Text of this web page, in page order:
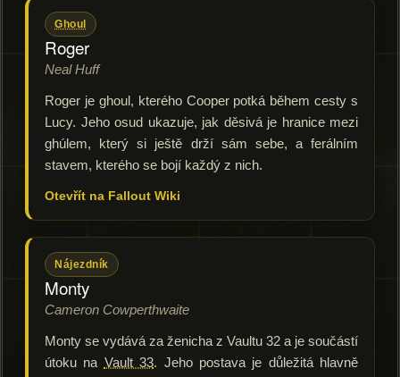
Roger
Neal Huff
Ghoul
Roger je ghoul, kterého Cooper potká během cesty s
Lucy. Jeho osud ukazuje, jak děsivá je hranice mezi
ghúlem, který si ještě drží sám sebe, a ferálním
stavem, kterého se bojí každý z nich.
Otevřít na Fallout Wiki
Monty
Cameron Cowperthwaite
Nájezdník
Monty se vydává za ženicha z Vaultu 32 a je součástí
útoku na Vault 33. Jeho postava je důležitá hlavně